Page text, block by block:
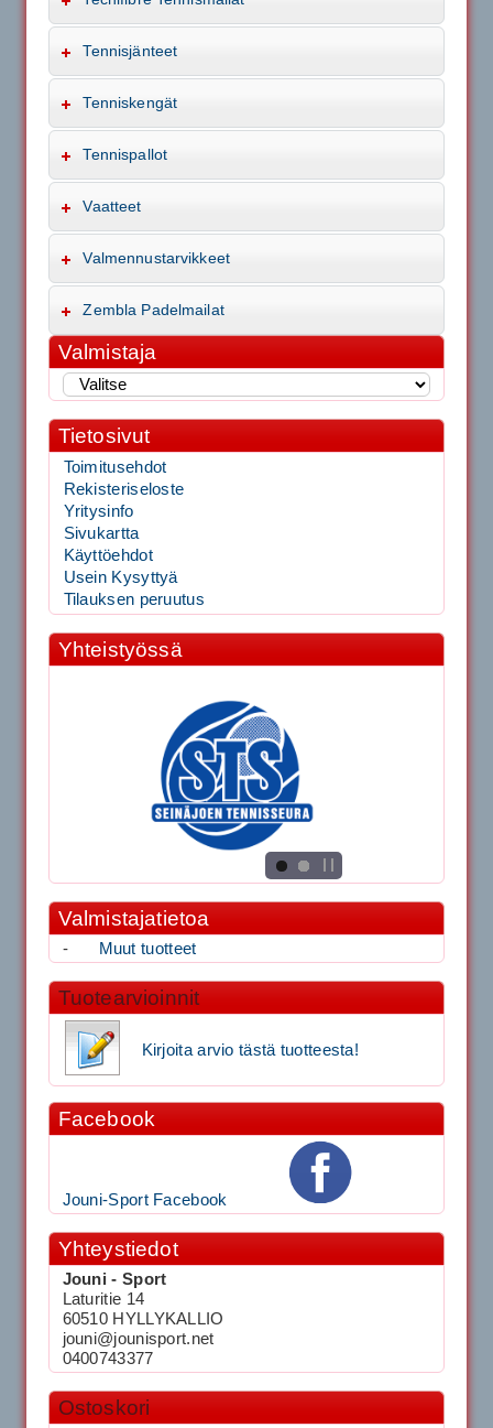
Tennisjänteet
Tenniskengät
Tennispallot
Vaatteet
Valmennustarvikkeet
Zembla Padelmailat
Valmistaja
Tietosivut
Toimitusehdot
Rekisteriseloste
Yritysinfo
Sivukartta
Käyttöehdot
Usein Kysyttyä
Tilauksen peruutus
Yhteistyössä
Valmistajatietoa
- Muut tuotteet
Tuotearvioinnit
Kirjoita arvio tästä tuotteesta!
Facebook
Jouni-Sport Facebook
Yhteystiedot
Jouni - Sport
Laturitie 14
60510 HYLLYKALLIO
jouni@jounisport.net
0400743377
Ostoskori